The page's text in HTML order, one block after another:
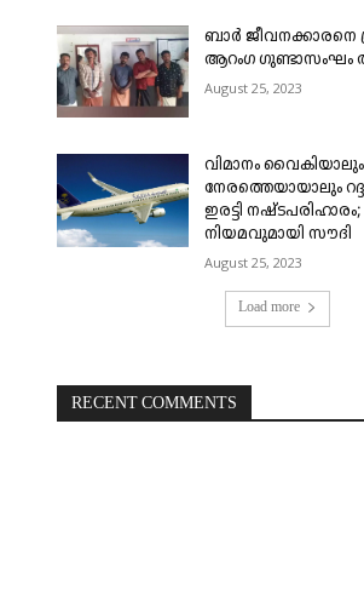
ബാർ ജീവനക്കാരനെ
ആറംഗ ഗുണ്ടാസംഘം
August 25, 2023
വിമാനം വൈകിയാലും
നേരത്തെയായാലും
ഇരട്ടി
നിയമവുമായി സൗദി
August 25, 2023
Load more
RECENT COMMENTS